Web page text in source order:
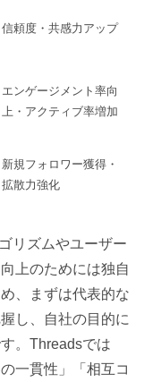
信頼度・共感力アップ
エンゲージメント率向
上・アクティブ率増加
新規フォロワー獲得・
拡散力強化
リズムやユーザー
上のためには独自
、まずは代表的な
し、自社の目的に
。Threadsでは
一貫性」「相互コ